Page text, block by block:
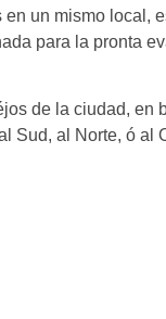
un mismo local,
para la pronta
de la ciudad, en
Sud, al Norte, ó al